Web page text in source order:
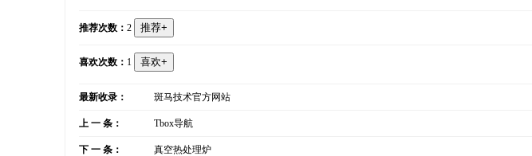
推荐次数： 2
喜欢次数： 1
最新收录： 斑马技术官方网站
上 一 条： Tbox导航
下 一 条： 真空热处理炉